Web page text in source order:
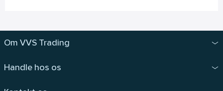
Om VVS Trading
Handle hos os